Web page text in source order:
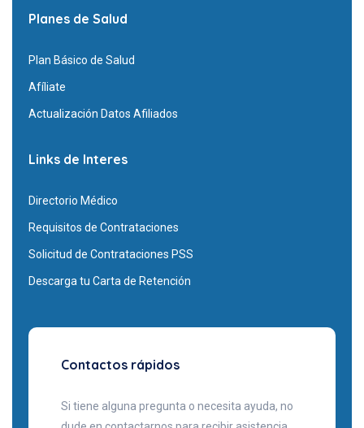
Planes de Salud
Plan Básico de Salud
Afíliate
Actualización Datos Afiliados
Links de Interes
Directorio Médico
Requisitos de Contrataciones
Solicitud de Contrataciones PSS
Descarga tu Carta de Retención
Contactos rápidos
Si tiene alguna pregunta o necesita ayuda, no